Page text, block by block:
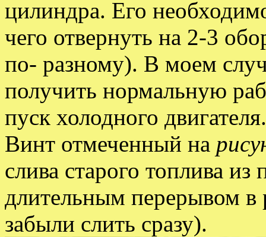
цилиндра. Его
чего отвернуть на 2-3
по- разному). В моем
получить нормальную
пуск холодного двигателя.
Винт отмеченный на
слива старого топлива
длительным перерывом в
забыли слить сразу).